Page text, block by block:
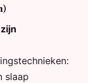
slaap